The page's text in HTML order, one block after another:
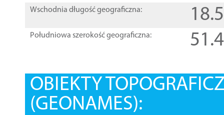
Wschodnia długość geograficzna:
Południowa szerokość geograficzna:
OBIEKTY
(GEONAMES):